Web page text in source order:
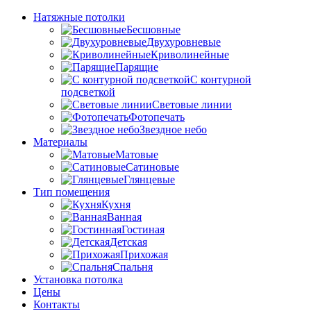
Натяжные потолки
Бесшовные
Двухуровневые
Криволинейные
Парящие
С контурной
подсветкой
Световые линии
Фотопечать
Звездное небо
Материалы
Матовые
Сатиновые
Глянцевые
Тип помещения
Кухня
Ванная
Гостиная
Детская
Прихожая
Спальня
Установка потолка
Цены
Контакты